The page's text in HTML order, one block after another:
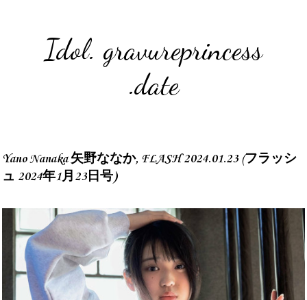
Idol. gravureprincess
.date
Yano Nanaka 矢野ななか, FLASH 2024.01.23 (フラッシ
ュ 2024年1月23日号)